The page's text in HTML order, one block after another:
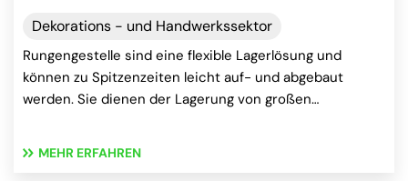
Dekorations - und Handwerkssektor
Rungengestelle sind eine flexible Lagerlösung und
können zu Spitzenzeiten leicht auf- und abgebaut
werden. Sie dienen der Lagerung von großen…
MEHR ERFAHREN